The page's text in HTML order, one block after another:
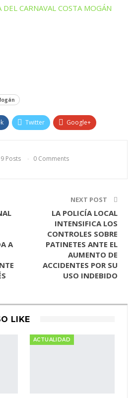
DEL CARNAVAL COSTA MOGÁN
Twitter Google+
Posts 0 Comments
A
NEXT POST
LA POLICÍA LOCAL
INTENSIFICA LOS
CONTROLES SOBRE
PATINETES ANTE EL
AUMENTO DE
ACCIDENTES POR SU
USO INDEBIDO
LIKE
ACTUALIDAD